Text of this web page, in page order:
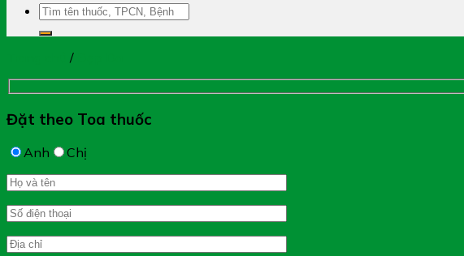
Tìm
kiếm:
/
Đặt theo Toa thuốc
Anh Chị